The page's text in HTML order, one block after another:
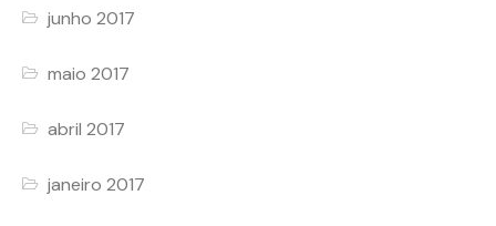
junho 2017
maio 2017
abril 2017
janeiro 2017